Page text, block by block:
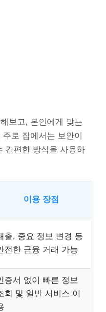
보고, 본인에게 맞는
로 집에서는 보안이
간편한 방식을 사용하
이용 장점
출, 중요 정보 변경 등
전한 금융 거래 가능
증서 없이 빠른 정보
회 및 일반 서비스 이